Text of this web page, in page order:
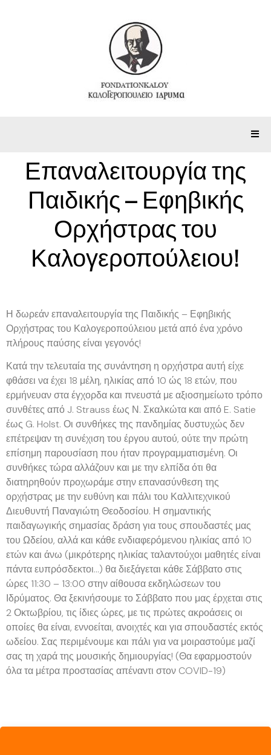
Επαναλειτουργία της
Παιδικής – Εφηβικής
Ορχήστρας του
Καλογεροπούλειου!
Η δωρεάν επαναλειτουργία της Παιδικής – Εφηβικής
Ορχήστρας του Καλογεροπούλειου μετά από ένα χρόνο
πλήρους παύσης είναι γεγονός!
Κατά την τελευταία της συνάντηση η ορχήστρα αυτή είχε
φθάσει να έχει 18 μέλη, ηλικίας από 10 ώς 18 ετών, που
ερμήνευαν στα έγχορδα και πνευστά με αξιοσημείωτο τρόπο
συνθέτες από J. Strauss έως Ν. Σκαλκώτα και από E. Satie
έως G. Holst. Οι συνθήκες της πανδημίας δυστυχώς δεν
επέτρεψαν τη συνέχιση του έργου αυτού, ούτε την πρώτη
επίσημη παρουσίαση που ήταν προγραμματισμένη. Οι
συνθήκες τώρα αλλάζουν και με την ελπίδα ότι θα
διατηρηθούν προχωράμε στην επανασύνθεση της
ορχήστρας με την ευθύνη και πάλι του Καλλιτεχνικού
Διευθυντή Παναγιώτη Θεοδοσίου. Η σημαντικής
παιδαγωγικής σημασίας δράση για τους σπουδαστές μας
του Ωδείου, αλλά και κάθε ενδιαφερόμενου ηλικίας από 10
ετών και άνω (μικρότερης ηλικίας ταλαντούχοι μαθητές είναι
πάντα ευπρόσδεκτοι…) θα διεξάγεται κάθε Σάββατο στις
ώρες 11:30 – 13:00 στην αίθουσα εκδηλώσεων του
Ιδρύματος. Θα ξεκινήσουμε το Σάββατο που μας έρχεται στις
2 Οκτωβρίου, τις ίδιες ώρες, με τις πρώτες ακροάσεις οι
οποίες θα είναι, εννοείται, ανοιχτές και για σπουδαστές εκτός
ωδείου. Σας περιμένουμε και πάλι για να μοιραστούμε μαζί
σας τη χαρά της μουσικής δημιουργίας! (Θα εφαρμοστούν
όλα τα μέτρα προστασίας απέναντι στον COVID-19)